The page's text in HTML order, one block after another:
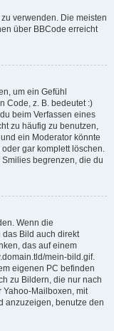
verwenden. Die meisten
über BBCode erreicht
um ein Gefühl
Code, z. B. bedeutet :)
beim Verfassen eines
zu häufig zu benutzen,
ein Moderator könnte
gar komplett löschen.
begrenzen, die du
Wenn die
Bild auch direkt
das auf einem
mein-bild.gif.
eigenen PC befinden
zu Bildern, die nur nach
Yahoo-Mailboxen, mit
anzuzeigen, benutze den